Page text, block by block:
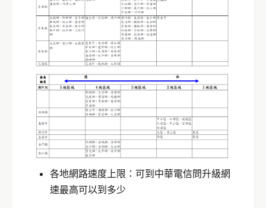
各地網路速度上限：可到中華電信問升級網
速最高可以到多少